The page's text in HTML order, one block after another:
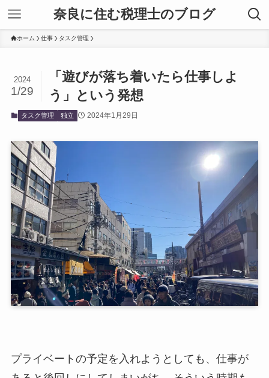
奈良に住む税理士のブログ
ホーム 仕事 タスク管理
「遊びが落ち着いたら仕事しよ
う」という発想
2024
1/29
タスク管理 独立 2024年1月29日
プライベートの予定を入れようとしても、仕事が